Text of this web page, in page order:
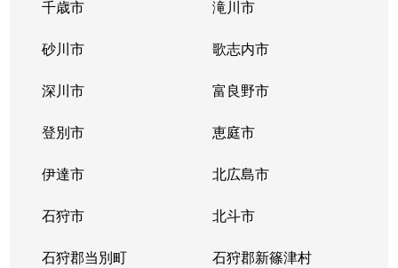
千歳市 滝川市
砂川市 歌志内市
深川市 富良野市
登別市 恵庭市
伊達市 北広島市
石狩市 北斗市
石狩郡当別町 石狩郡新篠津村